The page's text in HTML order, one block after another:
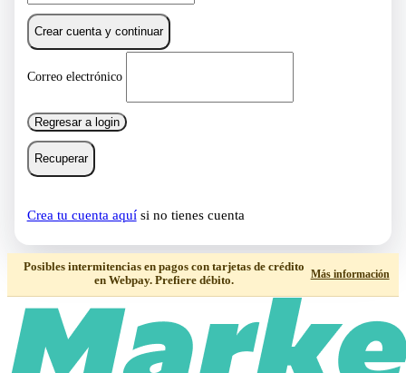
Crear cuenta y continuar
Correo electrónico
Regresar a login
Recuperar
Crea tu cuenta aquísi no tienes cuenta
Posibles intermitencias en pagos con tarjetas de crédito
en Webpay. Prefiere débito.
Más información